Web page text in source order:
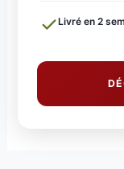
Livré en 2